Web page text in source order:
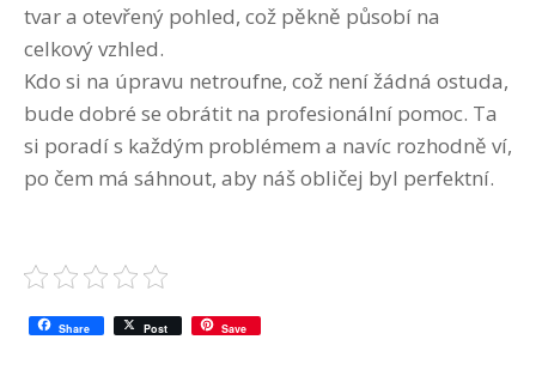
tvar a otevřený pohled, což pěkně působí na
celkový vzhled.
Kdo si na úpravu netroufne, což není žádná ostuda,
bude dobré se obrátit na profesionální pomoc. Ta
si poradí s každým problémem a navíc rozhodně ví,
po čem má sáhnout, aby náš obličej byl perfektní.
Share Post Save